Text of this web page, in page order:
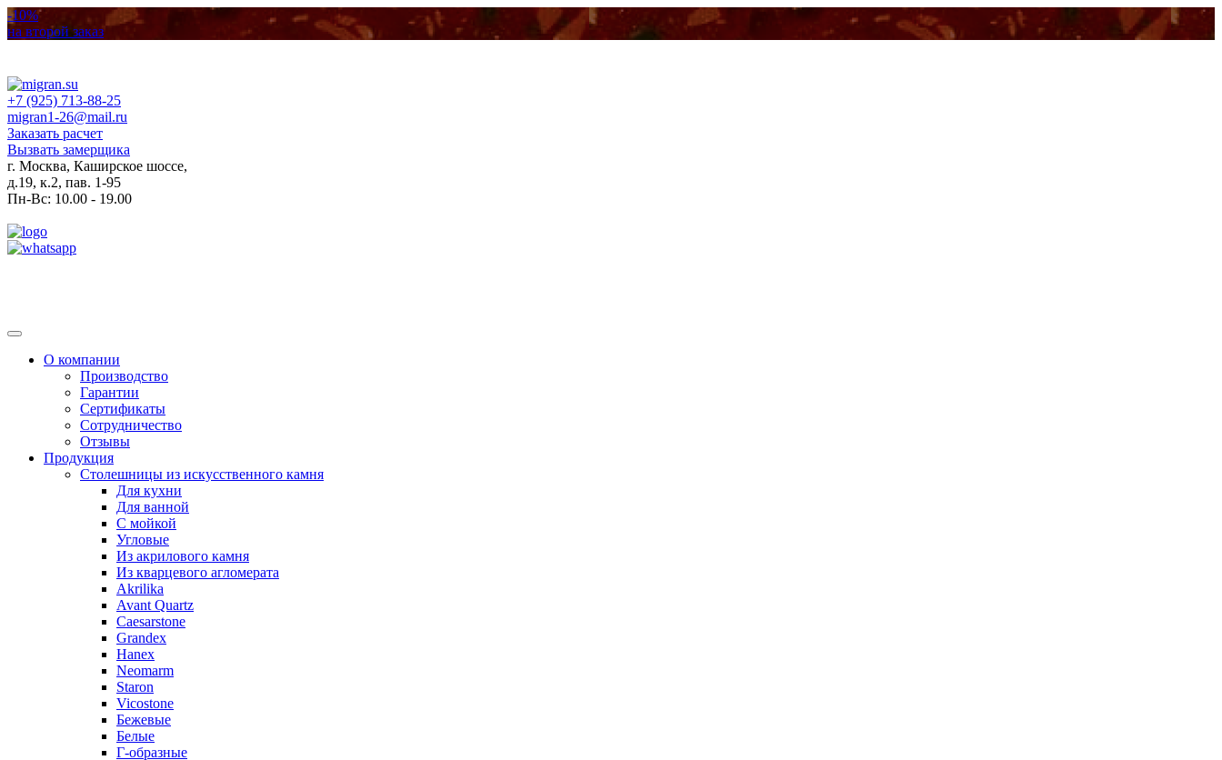
-10%
на второй заказ
+7 (925) 713-88-25
migran1-26@mail.ru
Заказать расчет
Вызвать замерщика
г. Москва, Каширское шоссе,
д.19, к.2, пав. 1-95
Пн-Вс: 10.00 - 19.00
Toggle
navigationО компании
Производство
Гарантии
Сертификаты
Сотрудничество
Отзывы
Продукция
Столешницы из искусственного камня
Для кухни
Для ванной
С мойкой
Угловые
Из акрилового камня
Из кварцевого агломерата
Akrilika
Avant Quartz
Caesarstone
Grandex
Hanex
Neomarm
Staron
Vicostone
Бежевые
Белые
Г-образные